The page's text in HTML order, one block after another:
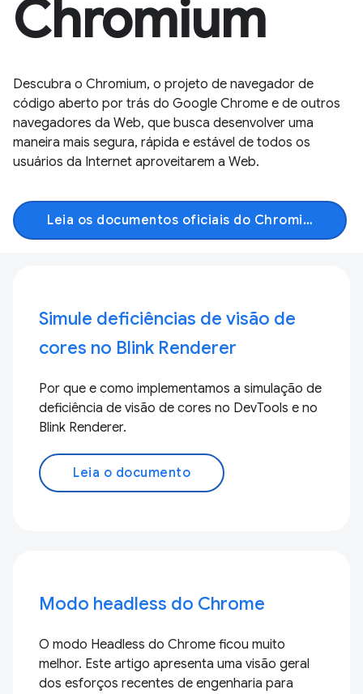
Chromium
Descubra o Chromium, o projeto de navegador de
código aberto por trás do Google Chrome e de outros
navegadores da Web, que busca desenvolver uma
maneira mais segura, rápida e estável de todos os
usuários da Internet aproveitarem a Web.
Leia os documentos oficiais do Chromium
Simule deficiências de visão de
cores no Blink Renderer
Por que e como implementamos a simulação de
deficiência de visão de cores no DevTools e no
Blink Renderer.
Leia o documento
Modo headless do Chrome
O modo Headless do Chrome ficou muito
melhor. Este artigo apresenta uma visão geral
dos esforços recentes de engenharia para